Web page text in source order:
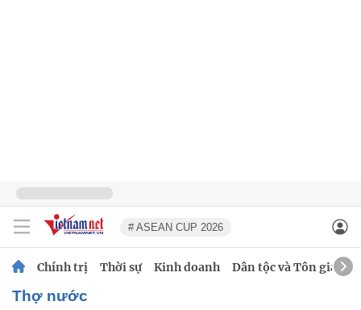
# ASEAN CUP 2026
Chính trị Thời sự Kinh doanh Dân tộc và Tôn giáo
thợ nước